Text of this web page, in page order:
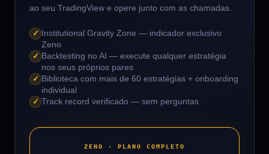
ao seu TradingView e opere junto com as chamadas.
✓
Institutional Gravity Zone — indicador exclusivo
Zeno
✓ Backtesting no AI — execute qualquer estratégia
nos seus próprios pares
✓ Biblioteca com mais de 60 estratégias + onboarding
individual
✓ Track record verificado — sem perguntas
ZENO · PLANO COMPLETO